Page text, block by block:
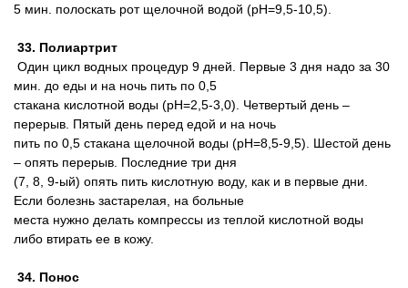
5 мин. полоскать рот щелочной водой (pH=9,5-10,5).
33. Полиартрит
Один цикл водных процедур 9 дней. Первые 3 дня надо за 30
мин. до еды и на ночь пить по 0,5
стакана кислотной воды (pH=2,5-3,0). Четвертый день –
перерыв. Пятый день перед едой и на ночь
пить по 0,5 стакана щелочной воды (pH=8,5-9,5). Шестой день
– опять перерыв. Последние три дня
(7, 8, 9-ый) опять пить кислотную воду, как и в первые дни.
Если болезнь застарелая, на больные
места нужно делать компрессы из теплой кислотной воды
либо втирать ее в кожу.
34. Понос